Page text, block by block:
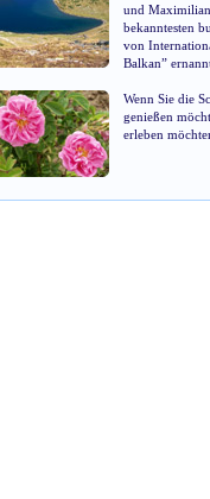
und
bekanntesten
von
Balkan”
Wenn Sie die
genießen
erleben